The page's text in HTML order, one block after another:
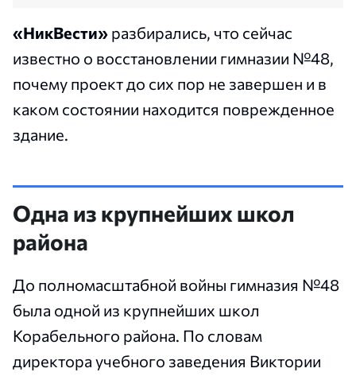
«НикВести» разбирались, что сейчас
известно о восстановлении гимназии №48,
почему проект до сих пор не завершен и в
каком состоянии находится поврежденное
здание.
Одна из крупнейших школ
района
До полномасштабной войны гимназия №48
была одной из крупнейших школ
Корабельного района. По словам
директора учебного заведения Виктории